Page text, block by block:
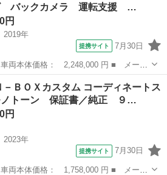
バックカメラ 運転支援 …
円
2019年
提携サイト 7月30日
Ｒ－Ｖハイブリッド ■ グレード
バックカメラ 運転支援 前後ドラ
－ＢＯＸカスタム コーディネートス
ノトーン 保証書／純正 ９…
円
2023年
提携サイト 7月30日